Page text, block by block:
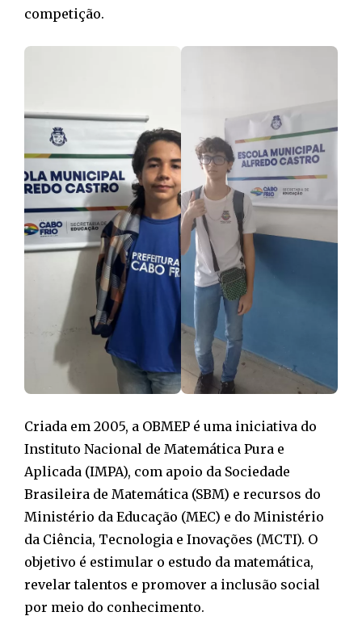
competição.
Criada em 2005, a OBMEP é uma iniciativa do
Instituto Nacional de Matemática Pura e
Aplicada (IMPA), com apoio da Sociedade
Brasileira de Matemática (SBM) e recursos do
Ministério da Educação (MEC) e do Ministério
da Ciência, Tecnologia e Inovações (MCTI). O
objetivo é estimular o estudo da matemática,
revelar talentos e promover a inclusão social
por meio do conhecimento.